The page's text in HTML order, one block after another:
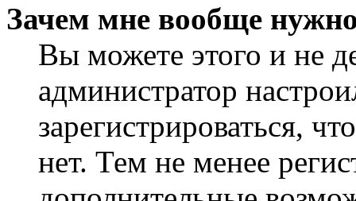
Зачем мне вообще
Вы можете этого и не
администратор
зарегистрироваться,
нет. Тем не менее